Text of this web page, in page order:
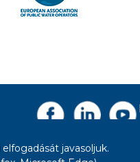
javasoljuk.